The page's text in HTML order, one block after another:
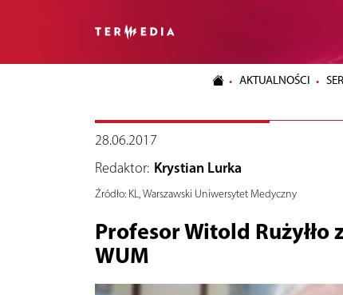
AKTUALNOŚCI
28.06.2017
Redaktor: Krystian Lurka
Źródło:KL, Warszawski Uniwersytet Medyczny
Profesor Witold
WUM